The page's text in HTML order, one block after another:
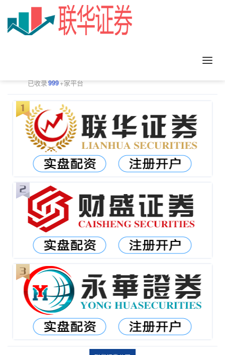
已收录999+家平台